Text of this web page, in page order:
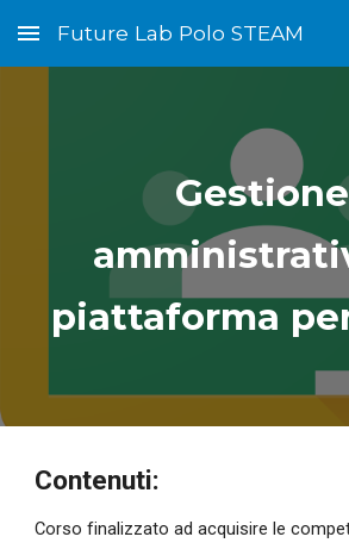
Skip to main content
Future Lab Polo STEAM
Gestione
piattaforma
Contenuti:
Corso finalizzato ad acquisire le